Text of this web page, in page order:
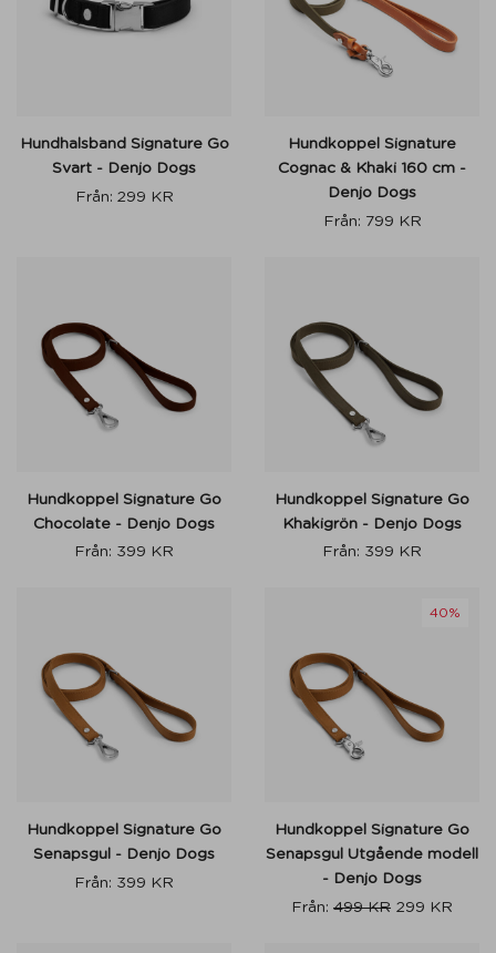
Hundhalsband Signature Go
Svart - Denjo Dogs
Från: 299 KR
Hundkoppel Signature
Cognac & Khaki 160 cm -
Denjo Dogs
Från: 799 KR
Hundkoppel Signature Go
Chocolate - Denjo Dogs
Från: 399 KR
Hundkoppel Signature Go
Khakigrön - Denjo Dogs
Från: 399 KR
Hundkoppel Signature Go
Senapsgul - Denjo Dogs
Från: 399 KR
Hundkoppel Signature Go
Senapsgul Utgående modell
- Denjo Dogs
Från: 499KR 299 KR
40%